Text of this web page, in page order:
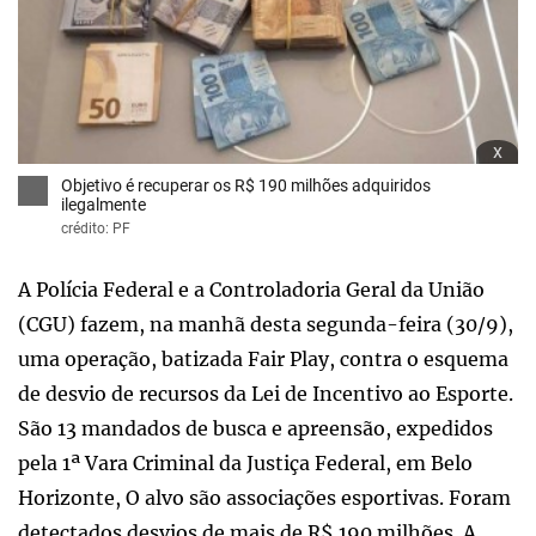
x
Objetivo é recuperar os R$ 190 milhões adquiridos
ilegalmente
crédito: PF
A Polícia Federal e a Controladoria Geral da União
(CGU) fazem, na manhã desta segunda-feira (30/9),
uma operação, batizada Fair Play, contra o esquema
de desvio de recursos da Lei de Incentivo ao Esporte.
São 13 mandados de busca e apreensão, expedidos
pela 1ª Vara Criminal da Justiça Federal, em Belo
Horizonte, O alvo são associações esportivas. Foram